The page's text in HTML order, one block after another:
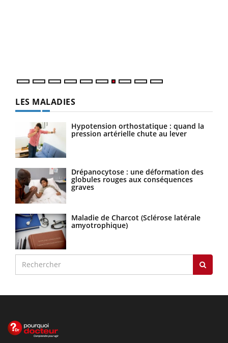
LES MALADIES
Hypotension orthostatique : quand la
pression artérielle chute au lever
Drépanocytose : une déformation des
globules rouges aux conséquences
graves
Maladie de Charcot (Sclérose latérale
amyotrophique)